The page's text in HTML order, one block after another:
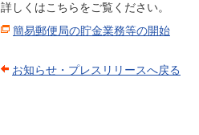
詳しくはこちらをご覧ください。
簡易郵便局の貯金業務等の開始
お知らせ・プレスリリースへ戻る